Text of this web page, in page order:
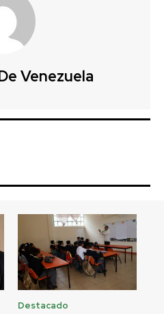
Venezuela
Destacado